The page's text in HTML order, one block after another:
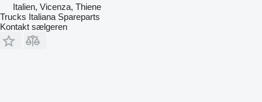
Italien, Vicenza, Thiene
Trucks Italiana Spareparts
Kontakt sælgeren